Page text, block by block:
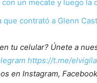
un mecate y luego la
contrató a Glenn
tu celular? Únete a
https://t.me/
en Instagram,